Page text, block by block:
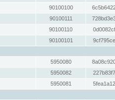
90100100
90100111
90100110
90100101
5950080
5950082
5950081